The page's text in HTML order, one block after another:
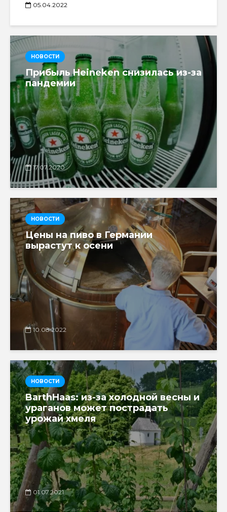
05.04.2022
НОВОСТИ
Прибыль Heineken снизилась из-за
пандемии
17.07.2020
НОВОСТИ
Цены на пиво в Германии
вырастут к осени
10.08.2022
НОВОСТИ
BarthHaas: из-за холодной весны и
ураганов может пострадать
урожай хмеля
01.07.2021